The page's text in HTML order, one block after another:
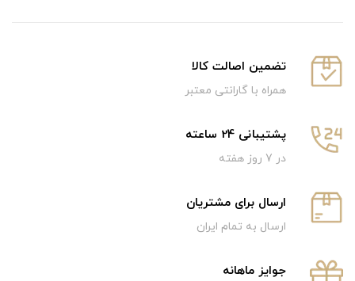
تضمین اصالت کالا
همراه با گارانتی معتبر
پشتیبانی 24 ساعته
در 7 روز هفته
ارسال برای مشتریان
ارسال به تمام ایران
جوایز ماهانه